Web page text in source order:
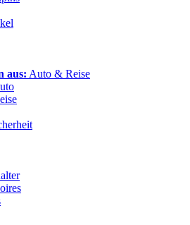
aus: Auto & Reise